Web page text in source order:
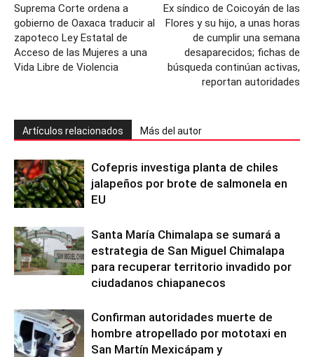
Suprema Corte ordena a
gobierno de Oaxaca traducir al
zapoteco Ley Estatal de
Acceso de las Mujeres a una
Vida Libre de Violencia
Ex síndico de Coicoyán de las
Flores y su hijo, a unas horas
de cumplir una semana
desaparecidos; fichas de
búsqueda continúan activas,
reportan autoridades
Artículos relacionados Más del autor
Cofepris investiga planta de chiles
jalapeños por brote de salmonela en
EU
Santa María Chimalapa se sumará a
estrategia de San Miguel Chimalapa
para recuperar territorio invadido por
ciudadanos chiapanecos
Confirman autoridades muerte de
hombre atropellado por mototaxi en
San Martín Mexicápam y